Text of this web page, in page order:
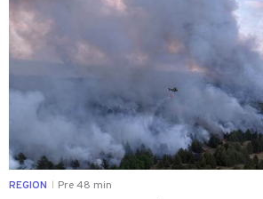
REGION Pre 48 min